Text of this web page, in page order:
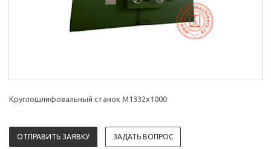
Круглошлифовальный станок M1332х1000
ОТПРАВИТЬ ЗАЯВКУ ЗАДАТЬ ВОПРОС